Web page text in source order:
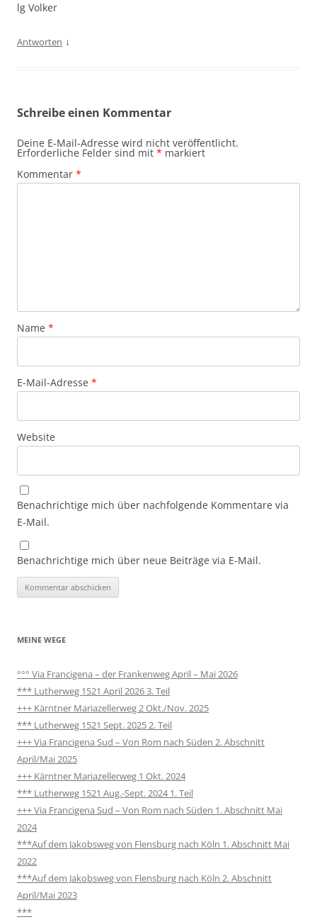
lg Volker
Antworten ↓
Schreibe einen Kommentar
Deine E-Mail-Adresse wird nicht veröffentlicht.
Erforderliche Felder sind mit * markiert
Kommentar *
Name *
E-Mail-Adresse *
Website
Benachrichtige mich über nachfolgende Kommentare via
E-Mail.
Benachrichtige mich über neue Beiträge via E-Mail.
MEINE WEGE
°°° Via Francigena – der Frankenweg April – Mai 2026
*** Lutherweg 1521 April 2026 3. Teil
+++ Kärntner Mariazellerweg 2 Okt./Nov. 2025
*** Lutherweg 1521 Sept. 2025 2. Teil
+++ Via Francigena Sud – Von Rom nach Süden 2. Abschnitt
April/Mai 2025
+++ Kärntner Mariazellerweg 1 Okt. 2024
*** Lutherweg 1521 Aug.-Sept. 2024 1. Teil
+++ Via Francigena Sud – Von Rom nach Süden 1. Abschnitt Mai
2024
***Auf dem Jakobsweg von Flensburg nach Köln 1. Abschnitt Mai
2022
***Auf dem Jakobsweg von Flensburg nach Köln 2. Abschnitt
April/Mai 2023
***